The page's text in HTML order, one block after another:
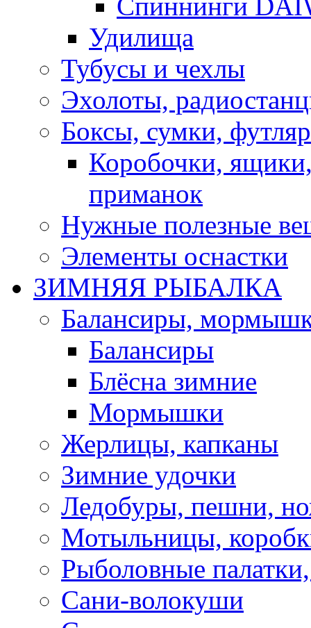
Спиннинги
Удилища
Тубусы и чехлы
Эхолоты,
Боксы, сумки,
Коробочки,
приманок
Нужные полезные
Элементы оснастки
ЗИМНЯЯ РЫБАЛКА
Балансиры,
Балансиры
Блёсна зимние
Мормышки
Жерлицы, капканы
Зимние удочки
Ледобуры, пешни,
Мотыльницы,
Рыболовные
Сани-волокуши